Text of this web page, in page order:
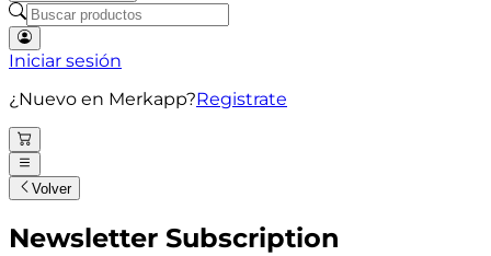
Iniciar sesión
¿Nuevo en Merkapp?Registrate
Volver
Newsletter Subscription